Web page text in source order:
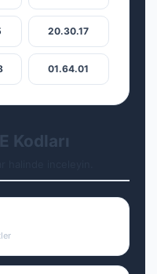
20.30.17
01.64.01
Kodları